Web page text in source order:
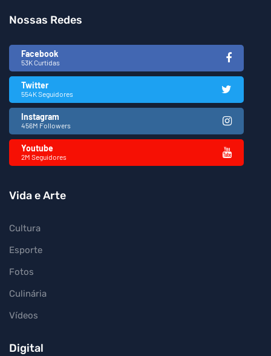
Nossas Redes
Facebook
53K Curtidas
Twitter
554K Seguidores
Instagram
456M Followers
Youtube
2M Seguidores
Vida e Arte
Cultura
Esporte
Fotos
Culinária
Vídeos
Digital